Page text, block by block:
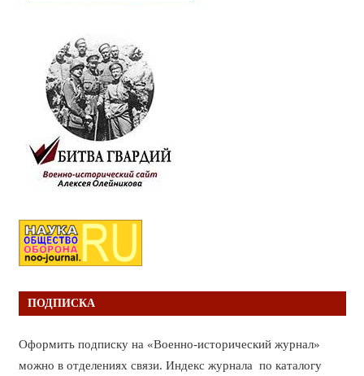
ПОДПИСКА
Оформить подписку на «Военно-исторический журнал»
можно в отделениях связи. Индекс журнала по каталогу